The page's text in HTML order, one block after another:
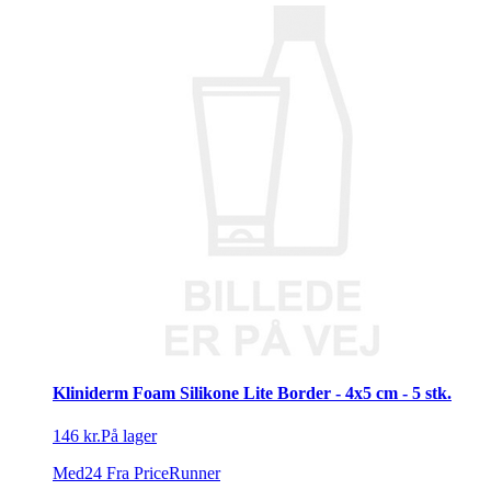
Kliniderm Foam Silikone Lite Border - 4x5 cm - 5 stk.
146 kr.På lager
Med24 Fra PriceRunner